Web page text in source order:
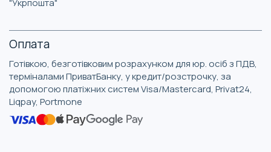
Оплата
Готівкою, безготівковим розрахунком для юр. осіб з ПДВ,
терміналами ПриватБанку, у кредит/розстрочку, за
допомогою платіжних систем Visa/Mastercard, Privat24,
Liqpay, Portmone